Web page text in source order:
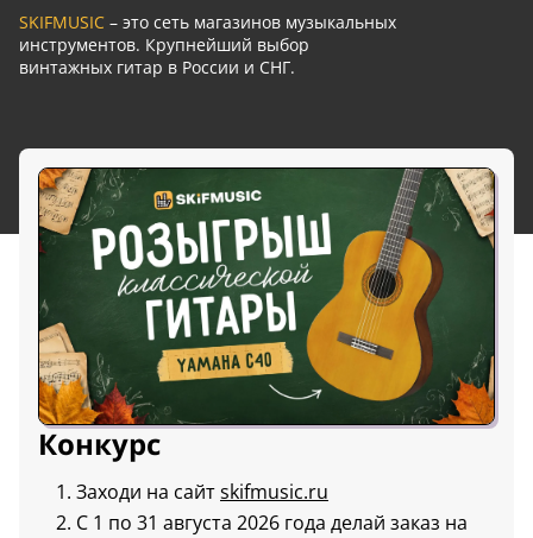
SKIFMUSIC – это сеть магазинов музыкальных
инструментов. Крупнейший выбор
винтажных гитар в России и СНГ.
Конкурс
Заходи на сайтskifmusic.ru
С 1 по 31 августа 2026 года делай заказ на